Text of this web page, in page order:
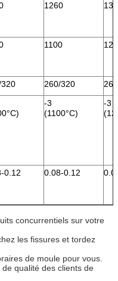
1260
1100
260/320
-3
(1100°C)
-3
0.12 0.08-0.12
concurrentiels sur votre
les fissures et tordez
de moule pour vous.
qualité des clients de